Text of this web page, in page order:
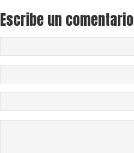
Escribe un comentario